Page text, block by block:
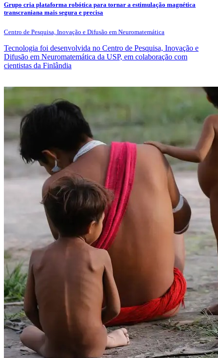
Grupo cria plataforma robótica para tornar a estimulação magnética
transcraniana mais segura e precisa
Centro de Pesquisa, Inovação e Difusão em Neuromatemática
Tecnologia foi desenvolvida no Centro de Pesquisa, Inovação e
Difusão em Neuromatemática da USP, em colaboração com
cientistas da Finlândia